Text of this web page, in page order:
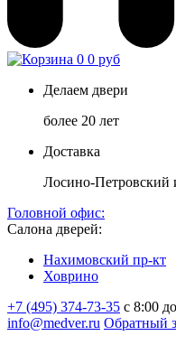
0 0 руб
Делаем двери
более 20 лет
Доставка
Лосино-
Головной офис:
Салона дверей:
Нахимовский пр-кт
Ховрино
+7 (495) 374-73-35 с 8:00
info@medver.ru Обратный